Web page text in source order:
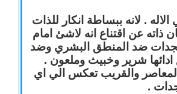
. لانه ببساطة انكار للذات
ذاته عن اقتناع انه لاشئ امام
ضد المنطق البشري وضد
ادائها شرير وخبيث وملعون .
المعاصر والقريب تعكس الي اي
.